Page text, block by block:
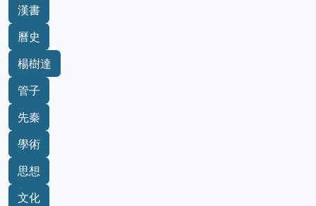
漢書
曆史
楊樹達
管子
先秦
學術
思想
文化